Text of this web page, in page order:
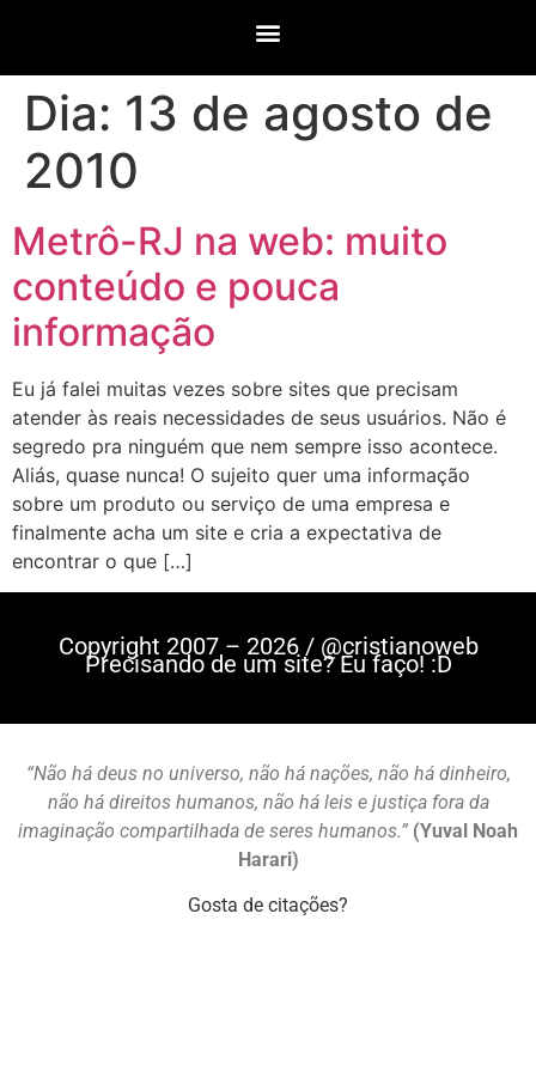
Dia: 13 de agosto de
2010
Metrô-RJ na web: muito
conteúdo e pouca
informação
Eu já falei muitas vezes sobre sites que precisam
atender às reais necessidades de seus usuários. Não é
segredo pra ninguém que nem sempre isso acontece.
Aliás, quase nunca! O sujeito quer uma informação
sobre um produto ou serviço de uma empresa e
finalmente acha um site e cria a expectativa de
encontrar o que […]
Copyright 2007 – 2026 / @cristianoweb
Precisando de um site? Eu faço! :D
“Não há deus no universo, não há nações, não há dinheiro,
não há direitos humanos, não há leis e justiça fora da
imaginação compartilhada de seres humanos.” (Yuval Noah
Harari)
Gosta de citações?